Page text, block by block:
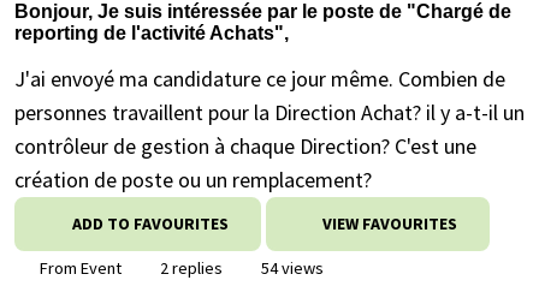
Bonjour, Je suis intéressée par le poste de "Chargé de
reporting de l'activité Achats",
J'ai envoyé ma candidature ce jour même. Combien de
personnes travaillent pour la Direction Achat? il y a-t-il un
contrôleur de gestion à chaque Direction? C'est une
création de poste ou un remplacement?
ADD TO FAVOURITES VIEW FAVOURITES
From Event 2 replies
54 views